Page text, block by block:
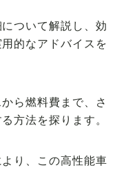
ついて解説し、効
的なアドバイスを
ら燃料費まで、さ
方法を探ります。
り、この高性能車